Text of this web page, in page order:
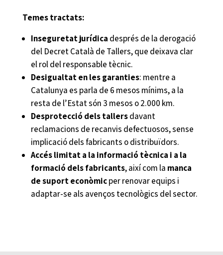
Temes tractats:
Inseguretat jurídica després de la derogació
del Decret Català de Tallers, que deixava clar
el rol del responsable tècnic.
Desigualtat en les garanties: mentre a
Catalunya es parla de 6 mesos mínims, a la
resta de l’Estat són 3 mesos o 2.000 km.
Desprotecció dels tallersdavant
reclamacions de recanvis defectuosos, sense
implicació dels fabricants o distribuïdors.
Accés limitat a la informació tècnica i a la
formació dels fabricants, així com la manca
de suport econòmicper renovar equips i
adaptar-se als avenços tecnològics del sector.